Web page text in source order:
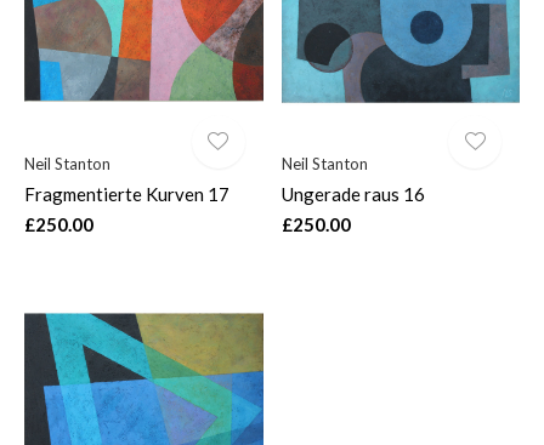
Neil Stanton
Fragmentierte Kurven 17
£250.00
Neil Stanton
Ungerade raus 16
£250.00